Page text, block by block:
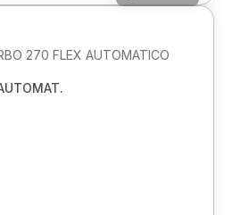
270 FLEX AUTOMATICO